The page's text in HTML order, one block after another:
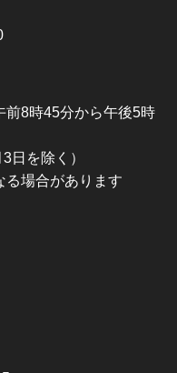
前8時45分から午後5時
日を除く）
場合があります